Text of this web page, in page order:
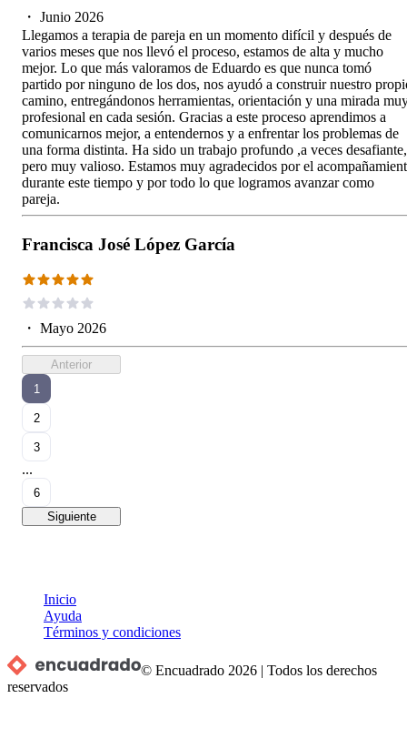
・ Junio 2026
Llegamos a terapia de pareja en un momento difícil y después de
varios meses que nos llevó el proceso, estamos de alta y mucho
mejor. Lo que más valoramos de Eduardo es que nunca tomó
partido por ninguno de los dos, nos ayudó a construir nuestro
camino, entregándonos herramientas, orientación y una mirada
profesional en cada sesión. Gracias a este proceso aprendimos a
comunicarnos mejor, a entendernos y a enfrentar los problemas de
una forma distinta. Ha sido un trabajo profundo ,a veces desafiante,
pero muy valioso. Estamos muy agradecidos por el
durante este tiempo y por todo lo que logramos avanzar como
pareja.
Francisca José López García
・ Mayo 2026
Anterior
1
2
3
...
6
Siguiente
Inicio
Ayuda
Términos y condiciones
© Encuadrado 2026 |Todos los derechos
reservados